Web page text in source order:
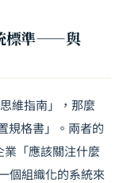
標準——與
維指南」，那麼
規格書」。兩者的
業「應該關注什麼
個組織化的系統來